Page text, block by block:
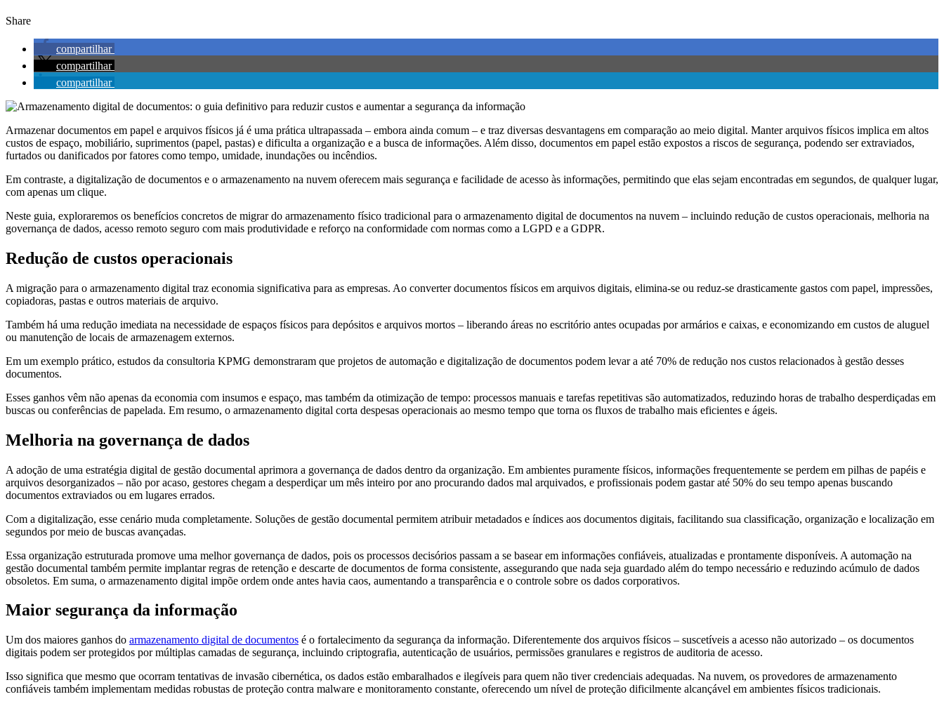
Share
compartilhar
compartilhar
compartilhar
Armazenar documentos em papel e arquivos físicos já é uma prática ultrapassada – embora ainda comum – e traz diversas desvantagens em comparação ao meio digital. Manter arquivos físicos implica em altos
custos de espaço, mobiliário, suprimentos (papel, pastas) e dificulta a organização e a busca de informações. Além disso, documentos em papel estão expostos a riscos de segurança, podendo ser extraviados,
furtados ou danificados por fatores como tempo, umidade, inundações ou incêndios.
Em contraste, a digitalização de documentos e o armazenamento na nuvem oferecem mais segurança e facilidade de acesso às informações, permitindo que elas sejam encontradas em segundos, de qualquer lugar,
com apenas um clique.
Neste guia, exploraremos os benefícios concretos de migrar do armazenamento físico tradicional para o armazenamento digital de documentos na nuvem – incluindo redução de custos operacionais, melhoria na
governança de dados, acesso remoto seguro com mais produtividade e reforço na conformidade com normas como a LGPD e a GDPR.
Redução de custos operacionais
A migração para o armazenamento digital traz economia significativa para as empresas. Ao converter documentos físicos em arquivos digitais, elimina-se ou reduz-se drasticamente gastos com papel, impressões,
copiadoras, pastas e outros materiais de arquivo.
Também há uma redução imediata na necessidade de espaços físicos para depósitos e arquivos mortos – liberando áreas no escritório antes ocupadas por armários e caixas, e economizando em custos de aluguel
ou manutenção de locais de armazenagem externos.
Em um exemplo prático, estudos da consultoria KPMG demonstraram que projetos de automação e digitalização de documentos podem levar a até 70% de redução nos custos relacionados à gestão desses
documentos.
Esses ganhos vêm não apenas da economia com insumos e espaço, mas também da otimização de tempo: processos manuais e tarefas repetitivas são automatizados, reduzindo horas de trabalho desperdiçadas em
buscas ou conferências de papelada. Em resumo, o armazenamento digital corta despesas operacionais ao mesmo tempo que torna os fluxos de trabalho mais eficientes e ágeis.
Melhoria na governança de dados
A adoção de uma estratégia digital de gestão documental aprimora a governança de dados dentro da organização. Em ambientes puramente físicos, informações frequentemente se perdem em pilhas de papéis e
arquivos desorganizados – não por acaso, gestores chegam a desperdiçar um mês inteiro por ano procurando dados mal arquivados, e profissionais podem gastar até 50% do seu tempo apenas buscando
documentos extraviados ou em lugares errados.
Com a digitalização, esse cenário muda completamente. Soluções de gestão documental permitem atribuir metadados e índices aos documentos digitais, facilitando sua classificação, organização e localização em
segundos por meio de buscas avançadas.
Essa organização estruturada promove uma melhor governança de dados, pois os processos decisórios passam a se basear em informações confiáveis, atualizadas e prontamente disponíveis. A automação na
gestão documental também permite implantar regras de retenção e descarte de documentos de forma consistente, assegurando que nada seja guardado além do tempo necessário e reduzindo acúmulo de dados
obsoletos. Em suma, o armazenamento digital impõe ordem onde antes havia caos, aumentando a transparência e o controle sobre os dados corporativos.
Maior segurança da informação
Um dos maiores ganhos do armazenamento digital de documentos é o fortalecimento da segurança da informação. Diferentemente dos arquivos físicos – suscetíveis a acesso não autorizado – os documentos
digitais podem ser protegidos por múltiplas camadas de segurança, incluindo criptografia, autenticação de usuários, permissões granulares e registros de auditoria de acesso.
Isso significa que mesmo que ocorram tentativas de invasão cibernética, os dados estão embaralhados e ilegíveis para quem não tiver credenciais adequadas. Na nuvem, os provedores de armazenamento
confiáveis também implementam medidas robustas de proteção contra malware e monitoramento constante, oferecendo um nível de proteção dificilmente alcançável em ambientes físicos tradicionais.